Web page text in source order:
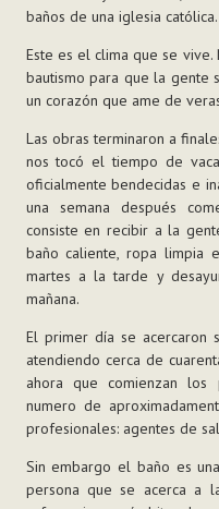
baños de una iglesia católica.
Este es el clima que se
bautismo para que la gente
un corazón que ame de
Las obras terminaron a
nos tocó el tiempo de
oficialmente bendecidas e
una semana después
consiste en recibir a la
baño caliente, ropa limpia
martes a la tarde y
mañana.
El primer día se acercaron
atendiendo cerca de
ahora que comienzan los
numero de
profesionales: agentes de
Sin embargo el baño es
persona que se acerca a